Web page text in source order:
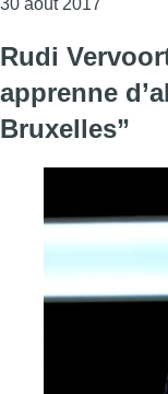
Rudi
apprenne
Bruxelles”